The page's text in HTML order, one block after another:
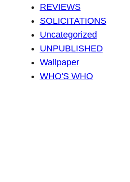
REVIEWS
SOLICITATIONS
Uncategorized
UNPUBLISHED
Wallpaper
WHO'S WHO